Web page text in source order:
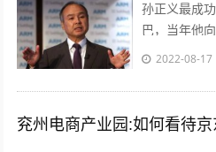
孙正义最成
巴，当年他
最后换来了
2022-08-17